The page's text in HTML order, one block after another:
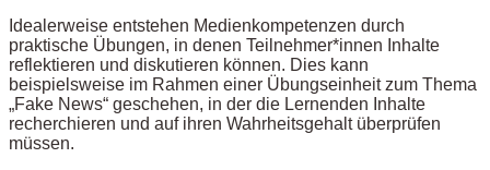
Idealerweise entstehen Medienkompetenzen durch
praktische Übungen, in denen Teilnehmer*innen Inhalte
reflektieren und diskutieren können. Dies kann
beispielsweise im Rahmen einer Übungseinheit zum Thema
„Fake News“ geschehen, in der die Lernenden Inhalte
recherchieren und auf ihren Wahrheitsgehalt überprüfen
müssen.